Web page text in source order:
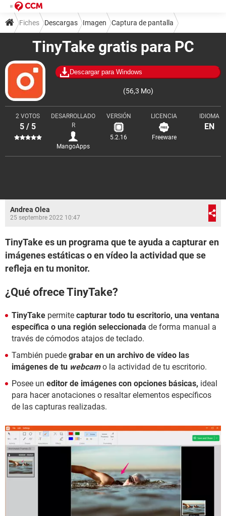
TinyTake gratis para PC
Descargar para Windows
(56,3 Mo)
2 VOTOS
5 / 5
DESARROLLADO
R
MangoApps
VERSIÓN
5.2.16
LICENCIA
Freeware
IDIOMA
EN
Fiches Descargas Imagen Captura de pantalla
Andrea Olea
25 septembre 2022 10:47
TinyTake es un programa que te ayuda a capturar en
imágenes estáticas o en vídeo la actividad que se
refleja en tu monitor.
¿Qué ofrece TinyTake?
TinyTake permite capturar todo tu escritorio, una ventana
específica o una región seleccionada de forma manual a
través de cómodos atajos de teclado.
También puede grabar en un archivo de vídeo las
imágenes de tu webcamo la actividad de tu escritorio.
Posee un editor de imágenes con opciones básicas, ideal
para hacer anotaciones o resaltar elementos específicos
de las capturas realizadas.